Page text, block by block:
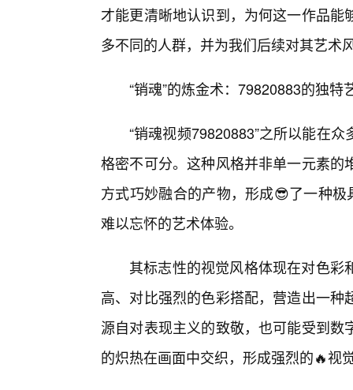
才能更清晰地认识到，为何这一作品
多不同的人群，并为我们后续对其艺术
“销魂”的炼金术：79820883的独特
“销魂视频79820883”之所以能在
格密不可分。这种风格并非单一元素
方式巧妙融合的产物，形成😎了一种
难以忘怀的艺术体验。
其标志性的视觉风格体现在对色
高、对比强烈的色彩搭配，营造出一
源自对表现主义的致敬，也可能受到
的炽热在画面中交织，形成强烈的🔥视